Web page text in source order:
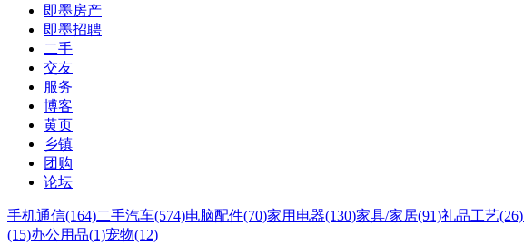
即墨房产
即墨招聘
二手
交友
服务
博客
黄页
乡镇
团购
论坛
手机通信(164)二手汽车(574)电脑配件(70)家用电器(130)家具/家居(91)礼品工艺(26)
(15)办公用品(1)宠物(12)